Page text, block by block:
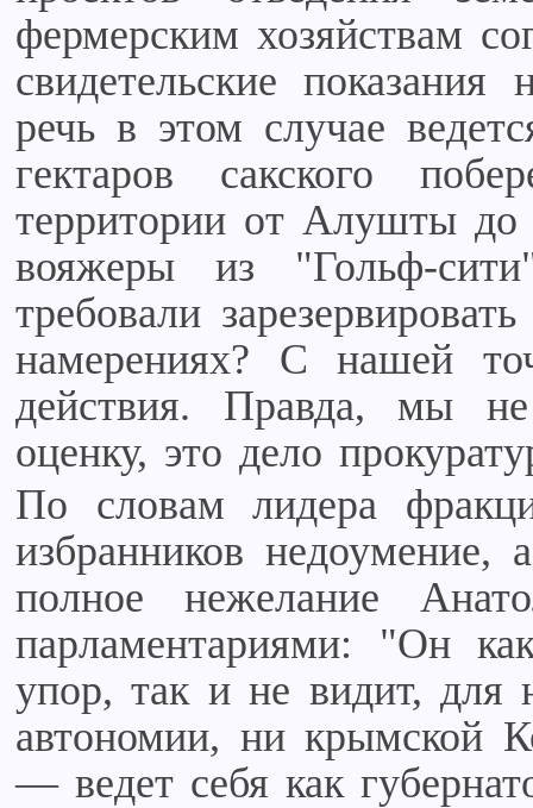
фермерским хозяйствам
свидетельские
речь в этом случае
гектаров сакского
территории от Алушты
вояжеры из "Гольф-
требовали
намерениях? С нашей
действия. Правда, мы
оценку, это дело
По словам лидера
избранников недоумение,
полное нежелание
парламентариями: "Он
упор, так и не видит, для
автономии, ни крымской
— ведет себя как